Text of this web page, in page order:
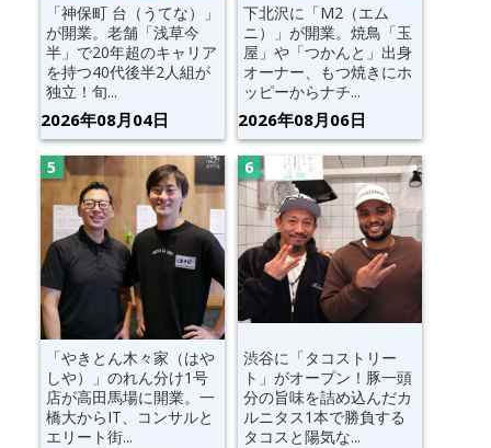
「神保町 台（うてな）」
が開業。老舗「浅草今
半」で20年超のキャリア
を持つ40代後半2人組が
独立！旬...
2026年08月04日
下北沢に「M2（エム
ニ）」が開業。焼鳥「玉
屋」や「つかんと」出身
オーナー、もつ焼きにホ
ッピーからナチ...
2026年08月06日
「やきとん木々家（はや
しや）」のれん分け1号
店が高田馬場に開業。一
橋大からIT、コンサルと
エリート街...
渋谷に「タコストリー
ト」がオープン！豚一頭
分の旨味を詰め込んだカ
ルニタス1本で勝負する
タコスと陽気な...